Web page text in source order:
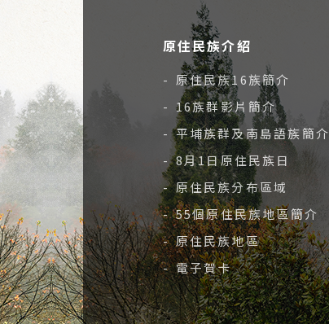
原住民族介紹
- 原住民族16族簡介
- 16族群影片簡介
- 平埔族群及南島語族簡介
- 8月1日原住民族日
- 原住民族分布區域
- 55個原住民族地區簡介
- 原住民族地區
- 電子賀卡